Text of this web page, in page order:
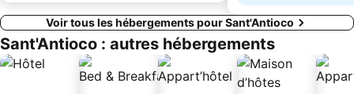
Voir tous les hébergements pour Sant'Antioco
Sant'Antioco : autres hébergements